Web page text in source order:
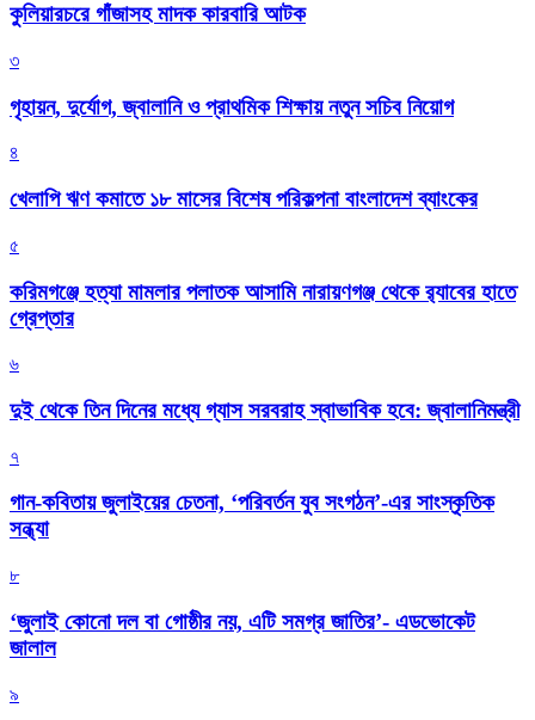
কুলিয়ারচরে গাঁজাসহ মাদক কারবারি আটক
৩
গৃহায়ন, দুর্যোগ, জ্বালানি ও প্রাথমিক শিক্ষায় নতুন সচিব নিয়োগ
৪
খেলাপি ঋণ কমাতে ১৮ মাসের বিশেষ পরিকল্পনা বাংলাদেশ ব্যাংকের
৫
করিমগঞ্জে হত্যা মামলার পলাতক আসামি নারায়ণগঞ্জ থেকে র‌্যাবের হাতে
গ্রেপ্তার
৬
দুই থেকে তিন দিনের মধ্যে গ্যাস সরবরাহ স্বাভাবিক হবে: জ্বালানিমন্ত্রী
৭
গান-কবিতায় জুলাইয়ের চেতনা, ‘পরিবর্তন যুব সংগঠন’-এর সাংস্কৃতিক
সন্ধ্যা
৮
‘জুলাই কোনো দল বা গোষ্ঠীর নয়, এটি সমগ্র জাতির’- এডভোকেট
জালাল
৯